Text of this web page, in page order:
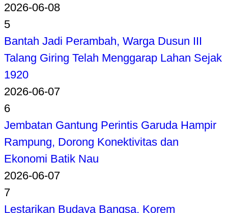
2026-06-08
5
Bantah Jadi Perambah, Warga Dusun III
Talang Giring Telah Menggarap Lahan Sejak
1920
2026-06-07
6
Jembatan Gantung Perintis Garuda Hampir
Rampung, Dorong Konektivitas dan
Ekonomi Batik Nau
2026-06-07
7
Lestarikan Budaya Bangsa, Korem